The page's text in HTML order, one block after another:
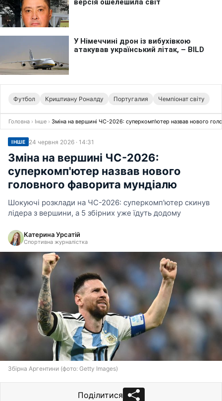
Футбол Криштиану Роналду Португалия Чемпіонат світу
Головна › Інше › Зміна на вершині ЧС-2026: суперкомп'ютер назвав нового
ІНШЕ 24 червня 2026 · 14:31
Зміна на вершині ЧС-2026:
суперкомп'ютер назвав нового
головного фаворита мундіалю
Шокуючі розклади на ЧС-2026: суперкомп'ютер скинув
лідера з вершини, а 5 збірних уже їдуть додому
Катерина Урсатій
Спортивна журналістка
Збірна Аргентини (фото: Getty Images)
Поділитися